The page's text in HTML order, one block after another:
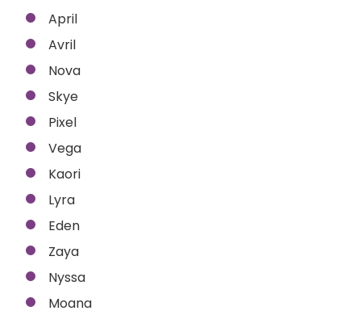
April
Avril
Nova
Skye
Pixel
Vega
Kaori
Lyra
Eden
Zaya
Nyssa
Moana